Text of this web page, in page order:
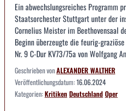
Ein abwechslungsreiches Programm
Staatsorchester Stuttgart unter der
Cornelius Meister im Beethovensaal
Beginn überzeugte die feurig-
Nr. 9 C-Dur KV73/75a von Wolfgang
Geschrieben vonALEXANDER WALTHER
Veröffentlichungsdatum:16.06.2024
Kategorien:KritikenDeutschlandOper